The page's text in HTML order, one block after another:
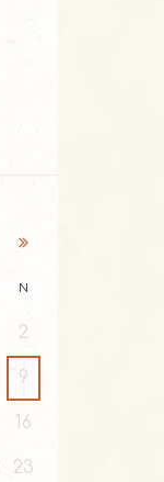
N
2
9
16
23